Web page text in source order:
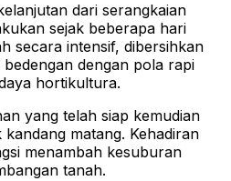
dari serangkaian
sejak beberapa hari
secara intensif, dibersihkan
dengan pola rapi
hortikultura.
yang telah siap kemudian
matang. Kehadiran
menambah kesuburan
tanah.